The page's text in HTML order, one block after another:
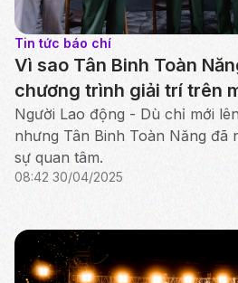
Tin tức báo chí
Vì sao Tân Binh Toàn
chương trình giải trí trên
Người Lao động - Dù chỉ mới
nhưng Tân Binh Toàn Năng đã
sự quan tâm.
08:42 30/04/2025